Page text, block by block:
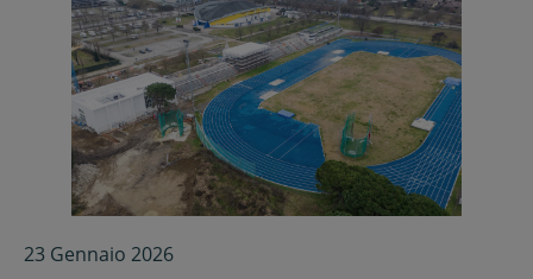
23 Gennaio 2026